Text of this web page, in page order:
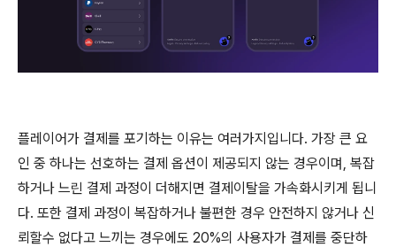
플레이어가 결제를 포기하는 이유는 여러가지입니다. 가장 큰 요
인 중 하나는 선호하는 결제 옵션이 제공되지 않는 경우이며, 복잡
하거나 느린 결제 과정이 더해지면 결제이탈을 가속화시키게 됩니
다. 또한 결제 과정이 복잡하거나 불편한 경우 안전하지 않거나 신
뢰할수 없다고 느끼는 경우에도 20%의 사용자가 결제를 중단하